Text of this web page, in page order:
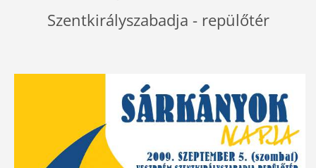
Szentkirályszabadja - repülőtér